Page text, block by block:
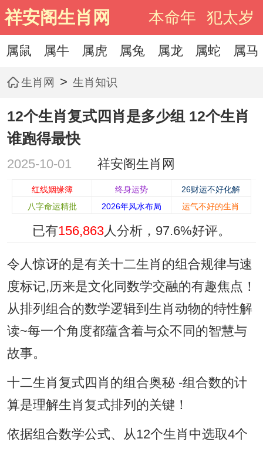
祥安阁生肖网 本命年 犯太岁
属鼠 属牛 属虎 属兔 属龙 属蛇 属马
生肖网 > 生肖知识
12个生肖复式四肖是多少组 12个生肖
谁跑得最快
2025-10-01 祥安阁生肖网
红线姻缘簿 终身运势
26财运不好化解
八字命运精批
2026年风水布局 运气不好的生肖
已有156,863人分析， 97.6%好评。
令人惊讶的是有关十二生肖的组合规律与速
度标记,历来是文化同数学交融的有趣焦点！
从排列组合的数学逻辑到生肖动物的特性解
读~每一个角度都蕴含着与众不同的智慧与
故事。
十二生肖复式四肖的组合奥秘 -组合数的计
算是理解生肖复式排列的关键！
依据组合数学公式、从12个生肖中选取4个